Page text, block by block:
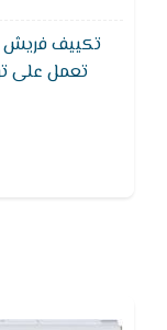
تكييف فريش
تعمل على
باستخدام